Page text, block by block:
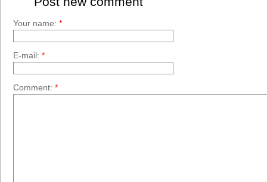
Your name: *
E-mail: *
Comment: *